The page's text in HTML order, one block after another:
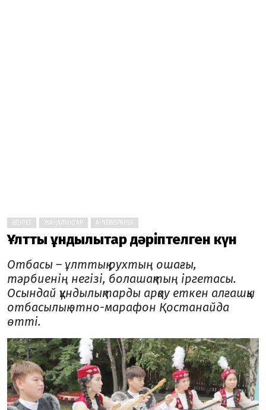
ӘДІЛЕТ ЖАҢАЛЫҚТАР A-NEWSPAPER
Ұлттық құндылықтар дәріптелген күн
Отбасы – ұлттық рухтың ошағы,
тәрбиенің негізі, болашақтың іргетасы.
Осындай құндылықтарды арқау еткен алғашқы
отбасылық этно-марафон Қостанайда
өтті.